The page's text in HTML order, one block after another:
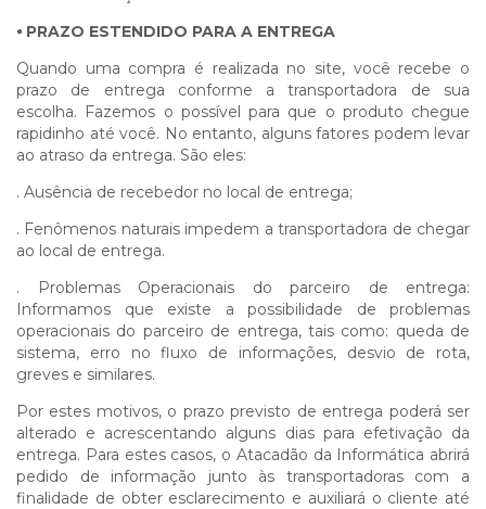
⦁ PRAZO ESTENDIDO PARA A ENTREGA
Quando uma compra é realizada no site, você recebe o
prazo de entrega conforme a transportadora de sua
escolha. Fazemos o possível para que o produto chegue
rapidinho até você. No entanto, alguns fatores podem levar
ao atraso da entrega. São eles:
. Ausência de recebedor no local de entrega;
. Fenômenos naturais impedem a transportadora de chegar
ao local de entrega.
. Problemas Operacionais do parceiro de entrega:
Informamos que existe a possibilidade de problemas
operacionais do parceiro de entrega, tais como: queda de
sistema, erro no fluxo de informações, desvio de rota,
greves e similares.
Por estes motivos, o prazo previsto de entrega poderá ser
alterado e acrescentando alguns dias para efetivação da
entrega. Para estes casos, o Atacadão da Informática abrirá
pedido de informação junto às transportadoras com a
finalidade de obter esclarecimento e auxiliará o cliente até